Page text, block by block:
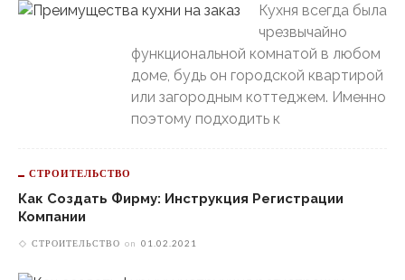
Кухня всегда была
чрезвычайно
функциональной комнатой в любом
доме, будь он городской квартирой
или загородным коттеджем. Именно
поэтому подходить к
СТРОИТЕЛЬСТВО
Как Создать Фирму: Инструкция Регистрации
Компании
СТРОИТЕЛЬСТВО on 01.02.2021